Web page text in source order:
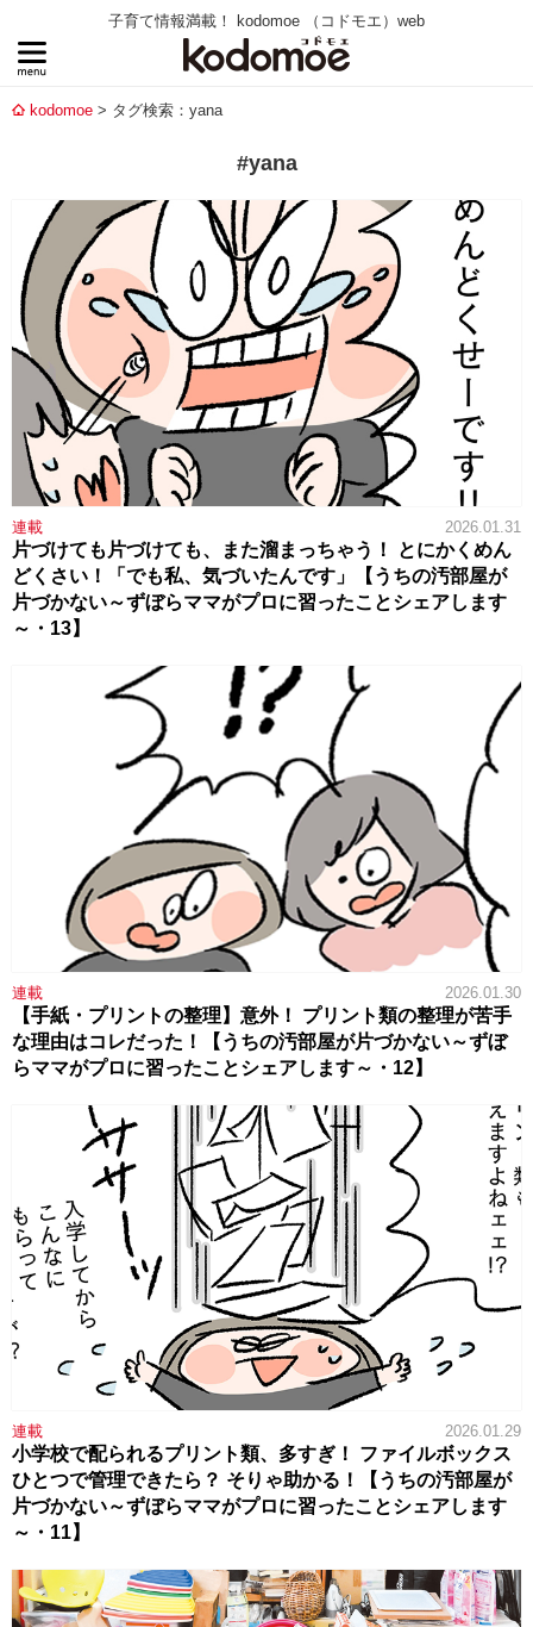
子育て情報満載！ kodomoe （コドモエ）web
kodomoe タグ検索：yana
#yana
連載 2026.01.31
片づけても片づけても、また溜まっちゃう！ とにかくめん
どくさい！「でも私、気づいたんです」【うちの汚部屋が
片づかない～ずぼらママがプロに習ったことシェアします
～・13】
連載 2026.01.30
【手紙・プリントの整理】意外！ プリント類の整理が苦手
な理由はコレだった！【うちの汚部屋が片づかない～ずぼ
らママがプロに習ったことシェアします～・12】
連載 2026.01.29
小学校で配られるプリント類、多すぎ！ ファイルボックス
ひとつで管理できたら？ そりゃ助かる！【うちの汚部屋が
片づかない～ずぼらママがプロに習ったことシェアします
～・11】